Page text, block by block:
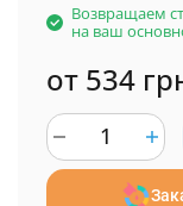
Возвращаем
на ваш
от 534